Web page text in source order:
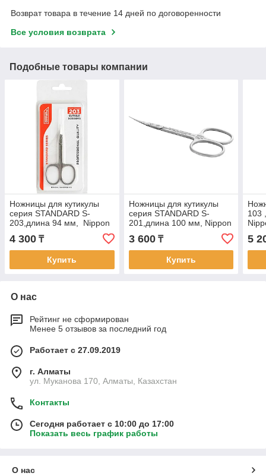
Возврат товара в течение 14 дней по договоренности
Все условия возврата
Подобные товары компании
Ножницы для кутикулы
серия STANDARD S-
203,длина 94 мм, Nippon
4 300 ₸
Купить
Ножницы для кутикулы
серия STANDARD S-
201,длина 100 мм, Nippon
3 600₸
Купить
103
5
О нас
Рейтинг не сформирован
Менее 5 отзывов за последний год
Работает с 27.09.2019
г. Алматы
ул. Муканова 170, Алматы, Казахстан
Контакты
Сегодня работает с 10:00 до 17:00
Показать весь график работы
О нас